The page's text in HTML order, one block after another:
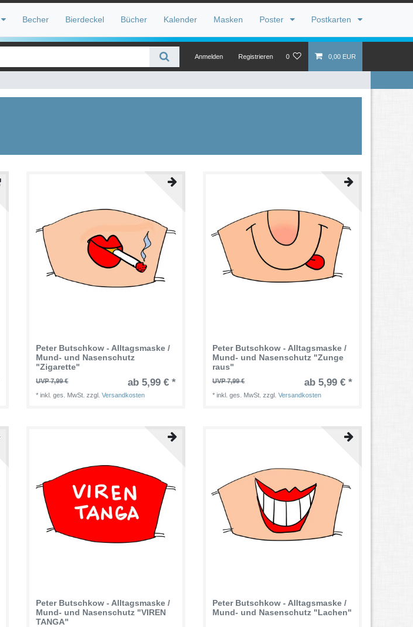
Becher Bierdeckel Bücher Kalender Masken Poster Postkarten
Anmelden Registrieren 0 0,00 EUR
Peter Butschkow - Alltagsmaske /
Mund- und Nasenschutz
"Zigarette"
UVP 7,99 € ab 5,99 € *
*inkl. ges. MwSt. zzgl.Versandkosten
Peter Butschkow - Alltagsmaske /
Mund- und Nasenschutz "Zunge
raus"
UVP 7,99 € ab 5,99 € *
*inkl. ges. MwSt. zzgl.Versandkosten
Peter Butschkow - Alltagsmaske /
Mund- und Nasenschutz "VIREN
TANGA"
Peter Butschkow - Alltagsmaske /
Mund- und Nasenschutz "Lachen"